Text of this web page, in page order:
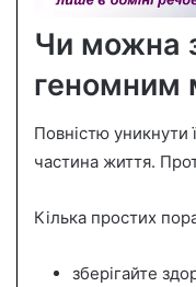
Чи можна
геномним
Повністю
частина життя.
Кілька простих
зберігайте